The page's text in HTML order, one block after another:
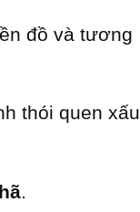
đồ và tương
thói quen xấu
.